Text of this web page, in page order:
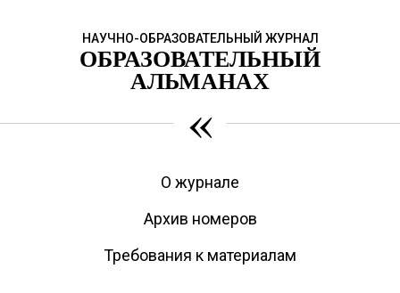
НАУЧНО-ОБРАЗОВАТЕЛЬНЫЙ ЖУРНАЛ
ОБРАЗОВАТЕЛЬНЫЙ
АЛЬМАНАХ
«
О журнале
Архив номеров
Требования к материалам